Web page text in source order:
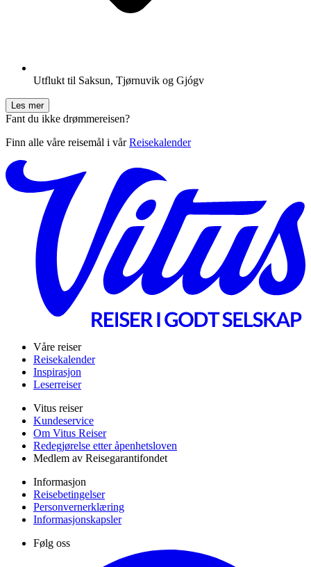
Utflukt til Saksun, Tjørnuvik og Gjógv
Les mer
Fant du ikke drømmereisen?
Finn alle våre reisemål i vårReisekalender
Våre reiser
Reisekalender
Inspirasjon
Leserreiser
Vitus reiser
Kundeservice
Om Vitus Reiser
Redegjørelse etter åpenhetsloven
Medlem av Reisegarantifondet
Informasjon
Reisebetingelser
Personvernerklæring
Informasjonskapsler
Følg oss